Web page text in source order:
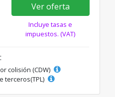
Ver oferta
Incluye tasas e
impuestos. (VAT)
colisión (CDW)
terceros(TPL)